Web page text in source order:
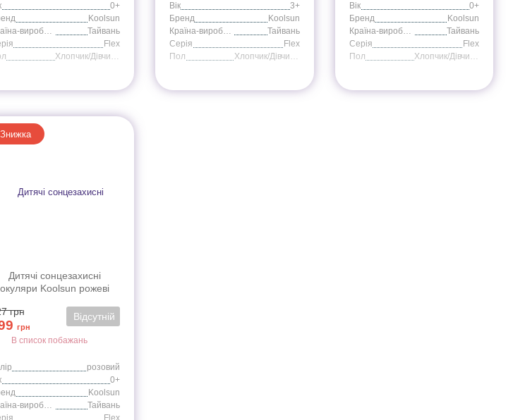
0+
Koolsun
Країна-виробник
Тайвань
Flex
Хлопчик/Дівчинка
Вік
3+
Бренд
Koolsun
Країна-виробник
Тайвань
Серія
Flex
Пол
Хлопчик/Дівчинка
Вік
0+
Бренд
Koolsun
Країна-виробник
Тайвань
Серія
Flex
Пол
Хлопчик/Дівчинка
Знижка
Дитячі сонцезахисні
окуляри Koolsun рожеві
грн
грн
Відсутній
В список побажань
розовий
0+
Koolsun
Країна-виробник
Тайвань
Flex